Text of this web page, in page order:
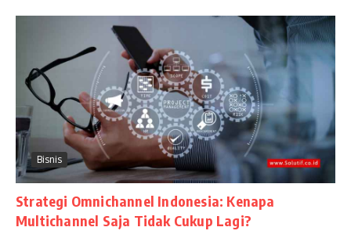
Bisnis
Strategi Omnichannel Indonesia: Kenapa
Multichannel Saja Tidak Cukup Lagi?